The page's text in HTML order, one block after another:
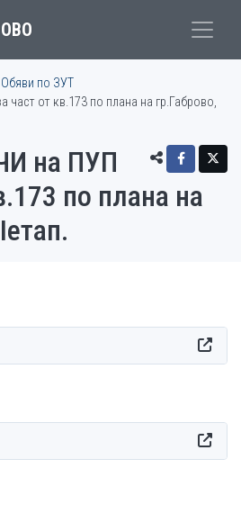
Обяви по ЗУТ
от кв.173 по плана на гр.Габрово,
на ПУП
по плана на